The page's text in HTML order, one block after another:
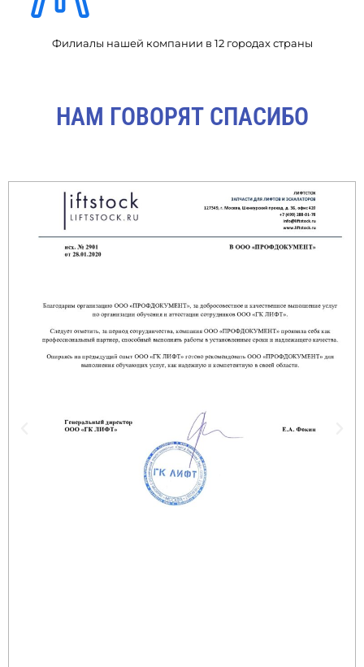
Филиалы нашей компании в 12 городах страны
НАМ ГОВОРЯТ СПАСИБО